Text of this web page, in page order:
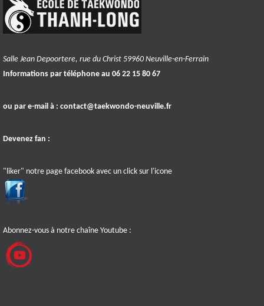
Salle Jean Depoortere, rue du Christ 59960 Neuville-en-Ferrain
Informations par téléphone au 06 22 15 80 67
ou par e-mail à : contact@taekwondo-neuville.fr
Devenez fan :
"liker" notre page facebook avec un click sur l'icone
Abonnez-vous à notre chaîne Youtube :